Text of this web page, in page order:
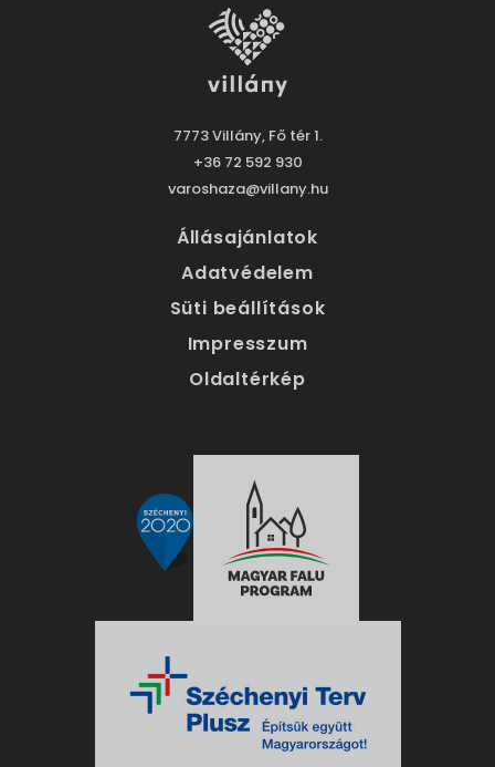
7773 Villány, Fő tér 1.
+36 72 592 930
varoshaza@villany.hu
Állásajánlatok
Adatvédelem
Süti beállítások
Impresszum
Oldaltérkép